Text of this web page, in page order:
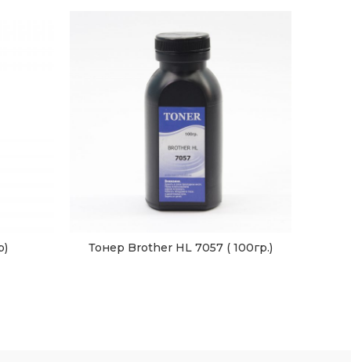
Тонер Brother HL 7057 ( 100гр.)